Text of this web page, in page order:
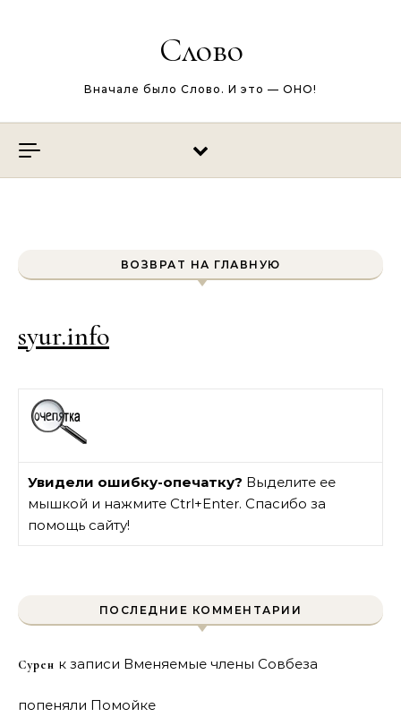
Слово
Вначале было Слово. И это — ОНО!
ВОЗВРАТ НА ГЛАВНУЮ
syur.info
Увидели ошибку-опечатку? Выделите ее
мышкой и нажмите Ctrl+Enter. Спасибо за
помощь сайту!
ПОСЛЕДНИЕ КОММЕНТАРИИ
Сурен к записи Вменяемые члены Совбеза
попеняли Помойке